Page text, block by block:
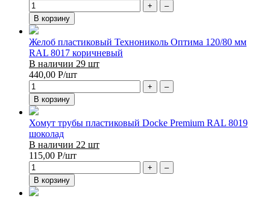
+
–
В корзину
Желоб пластиковый Технониколь Оптима 120/80 мм
RAL 8017 коричневый
В наличии 29 шт
440,00 Р/шт
+
–
В корзину
Хомут трубы пластиковый Docke Premium RAL 8019
шоколад
В наличии 22 шт
115,00 Р/шт
+
–
В корзину